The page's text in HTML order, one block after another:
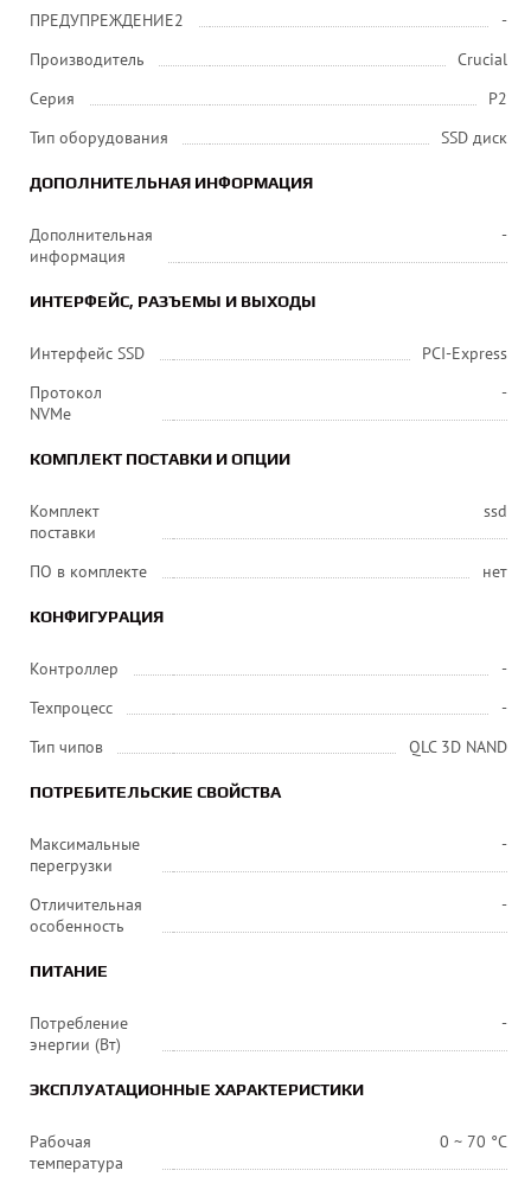
ПРЕДУПРЕЖДЕНИЕ2
-
Производитель
Crucial
Серия
P2
Тип оборудования
SSD диск
ДОПОЛНИТЕЛЬНАЯ ИНФОРМАЦИЯ
Дополнительная
информация
-
ИНТЕРФЕЙС, РАЗЪЕМЫ И ВЫХОДЫ
Интерфейс SSD
PCI-Express
Протокол
NVMe
-
КОМПЛЕКТ ПОСТАВКИ И ОПЦИИ
Комплект
поставки
ssd
ПО в комплекте нет
КОНФИГУРАЦИЯ
Контроллер
-
Техпроцесс
-
Тип чипов
QLC 3D NAND
ПОТРЕБИТЕЛЬСКИЕ СВОЙСТВА
Максимальные
перегрузки
-
Отличительная
особенность
-
ПИТАНИЕ
Потребление
энергии (Вт)
-
ЭКСПЛУАТАЦИОННЫЕ ХАРАКТЕРИСТИКИ
Рабочая
температура
0 ~ 70 °C